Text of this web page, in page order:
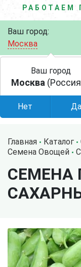
РАБОТАЕМ
Ваш город:
Москва
Главная Каталог
Семена Овощей
СЕМЕНА
Ваш город
Москва
Нет Да